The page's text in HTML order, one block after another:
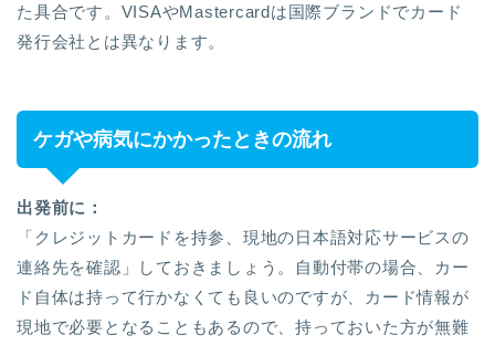
た具合です。VISAやMastercardは国際ブランドでカード
発行会社とは異なります。
ケガや病気にかかったときの流れ
出発前に：
「クレジットカードを持参、現地の日本語対応サービスの
連絡先を確認」しておきましょう。自動付帯の場合、カー
ド自体は持って行かなくても良いのですが、カード情報が
現地で必要となることもあるので、持っておいた方が無難